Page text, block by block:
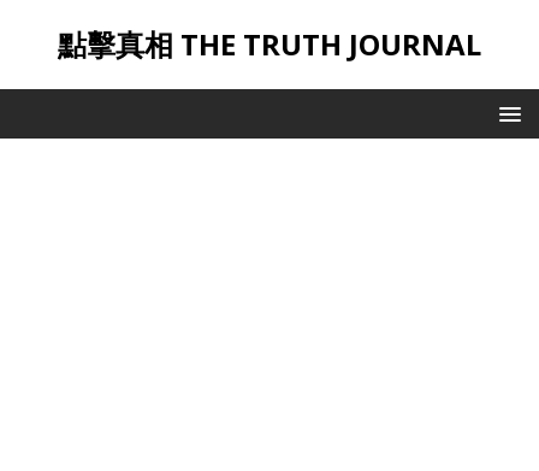
點擊真相 THE TRUTH JOURNAL